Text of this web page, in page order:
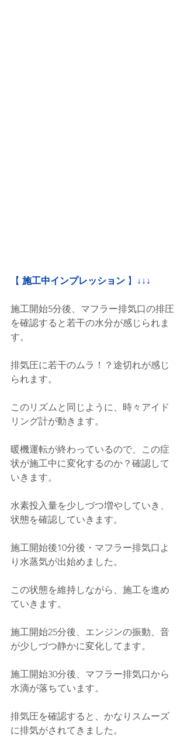
【 施工中インプレッション 】 ↓↓ ↓
施工開始5分後、マフラー排気口の排圧
を確認すると若干の水分が感じられま
す。
排気圧に若干のムラ！？途切れが感じ
られます。
このリズムと同じように、時々アイド
リング計が動きます。
暖機運転が終わっているので、この症
状が施工中に変化するのか？確認して
いきます。
水素投入量を少しづつ増やしていき、
状態を確認していきます。
施工開始後10分後・マフラー排気口よ
り水蒸気が出始めました。
この状態を維持しながら、施工を進め
ていきます。
施工開始25分後、エンジンの振動、音
が少しづつ静かに変化してます。
施工開始30分後、マフラー排気口から
水滴が落ちています。
排気圧を確認すると、かなりスムーズ
に排気がされてきました。